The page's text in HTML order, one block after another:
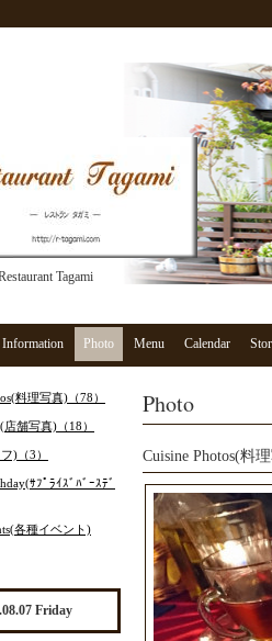
Tagami
Information Photo Menu Calendar
Photo
Cuisine Photos(料
料理写真)（78）
店舗写真)（18）
)（3）
ｻﾌﾟﾗｲｽﾞﾊﾞｰｽﾃﾞ
各種イベント)
Friday